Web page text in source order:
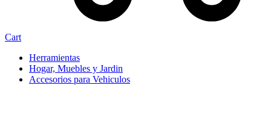
Cart
Herramientas
Hogar, Muebles y Jardin
Accesorios para Vehiculos